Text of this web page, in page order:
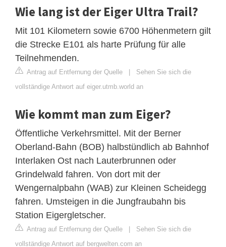
Wie lang ist der Eiger Ultra Trail?
Mit 101 Kilometern sowie 6700 Höhenmetern gilt
die Strecke E101 als harte Prüfung für alle
Teilnehmenden.
Antrag auf Entfernung der Quelle | Sehen Sie sich die
vollständige Antwort auf eiger.utmb.world an
Wie kommt man zum Eiger?
Öffentliche Verkehrsmittel. Mit der Berner
Oberland-Bahn (BOB) halbstündlich ab Bahnhof
Interlaken Ost nach Lauterbrunnen oder
Grindelwald fahren. Von dort mit der
Wengernalpbahn (WAB) zur Kleinen Scheidegg
fahren. Umsteigen in die Jungfraubahn bis
Station Eigergletscher.
Antrag auf Entfernung der Quelle | Sehen Sie sich die
vollständige Antwort auf bergwelten.com an